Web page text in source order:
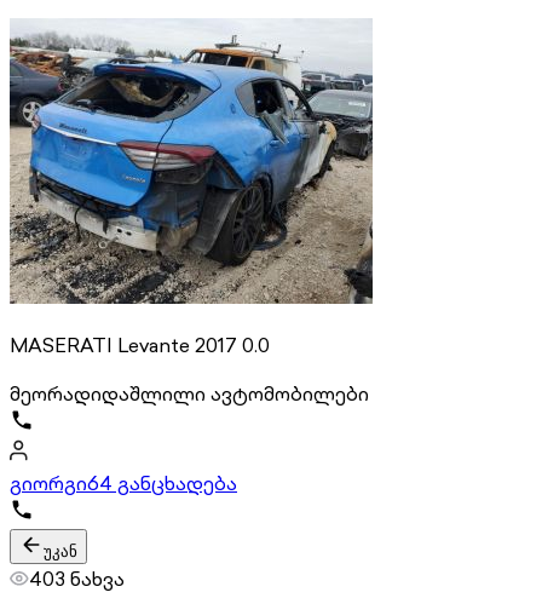
MASERATI Levante 2017 0.0
მეორადიდაშლილი ავტომობილები
გიორგი64 განცხადება
უკან
403 ნახვა